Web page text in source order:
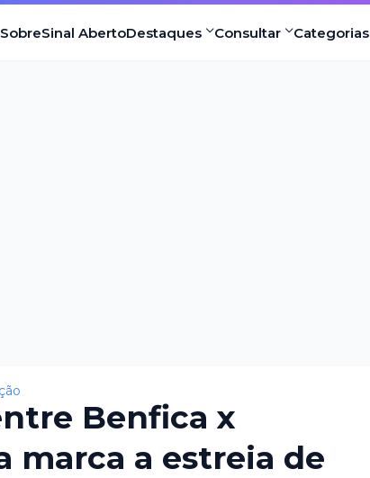
SobreSinal AbertoDestaques Consultar Categorias
Benfica x
marca a estreia de